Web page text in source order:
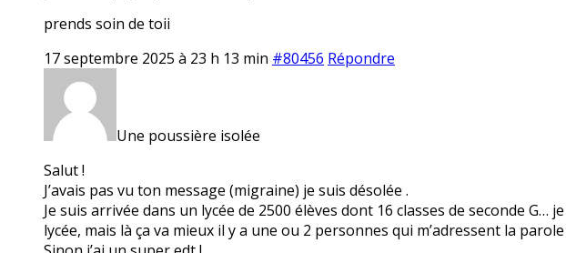
prends soin de toii
17 septembre 2025 à 23 h 13 min #80456 Répondre
Une poussière isolée
Salut !
J’avais pas vu ton message (migraine) je suis désolée .
Je suis arrivée dans un lycée de 2500 élèves dont 16 classes de seconde
lycée, mais là ça va mieux il y a une ou 2 personnes qui m’adressent la